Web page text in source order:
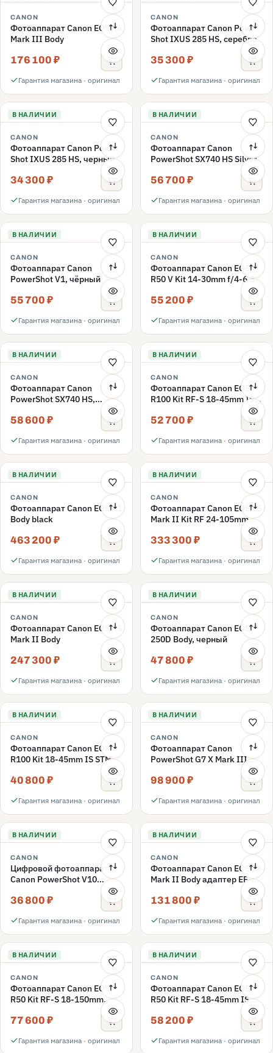
CANON
Фотоаппарат Canon EOS R6
Mark III Body
176 100 ₽
Гарантия магазина · оригинал
CANON
Фотоаппарат Canon Power
Shot IXUS 285 HS, серебро
35 300 ₽
Гарантия магазина · оригинал
В НАЛИЧИИ
CANON
Фотоаппарат Canon Power
Shot IXUS 285 HS, черный
34 300 ₽
Гарантия магазина · оригинал
В НАЛИЧИИ
CANON
Фотоаппарат Canon
PowerShot SX740 HS Silver
56 700 ₽
Гарантия магазина · оригинал
В НАЛИЧИИ
CANON
Фотоаппарат Canon
PowerShot V1, чёрный
55 700 ₽
Гарантия магазина · оригинал
В НАЛИЧИИ
CANON
Фотоаппарат Canon EOS
R50 V Kit 14-30mm f/4-6.3
55 200 ₽
Гарантия магазина · оригинал
В НАЛИЧИИ
CANON
Фотоаппарат Canon
PowerShot SX740 HS,
58 600 ₽
Гарантия магазина · оригинал
В НАЛИЧИИ
CANON
Фотоаппарат Canon EOS
R100 Kit RF-S 18-45mm IS
STM+RF-S 55-210mm IS
STM
52 700 ₽
Гарантия магазина · оригинал
В НАЛИЧИИ
CANON
Фотоаппарат Canon EOS R1
Body black
463 200 ₽
Гарантия магазина · оригинал
В НАЛИЧИИ
CANON
Фотоаппарат Canon EOS R5
Mark II Kit RF 24-105mm
333 300 ₽
Гарантия магазина · оригинал
В НАЛИЧИИ
CANON
Фотоаппарат Canon EOS R5
Mark II Body
247 300 ₽
Гарантия магазина · оригинал
В НАЛИЧИИ
CANON
Фотоаппарат Canon EOS
250D Body, черный
47 800 ₽
Гарантия магазина · оригинал
В НАЛИЧИИ
CANON
Фотоаппарат Canon EOS
R100 Kit 18-45mm IS STM
40 800 ₽
Гарантия магазина · оригинал
В НАЛИЧИИ
CANON
Фотоаппарат Canon
PowerShot G7 X Mark III,
98 900 ₽
Гарантия магазина · оригинал
В НАЛИЧИИ
CANON
Цифровой фотоаппарат
Canon PowerShot V10
36 800 ₽
Гарантия магазина · оригинал
В НАЛИЧИИ
CANON
Фотоаппарат Canon EOS R6
Mark II Body адаптер EF-
131 800 ₽
Гарантия магазина · оригинал
В НАЛИЧИИ
CANON
Фотоаппарат Canon EOS
R50 Kit RF-S 18-150mm
f/3.5-6.3 IS STM, черный
77 600 ₽
Гарантия магазина · оригинал
В НАЛИЧИИ
CANON
Фотоаппарат Canon EOS
R50 Kit RF-S 18-45mm IS
58 200 ₽
Гарантия магазина · оригинал